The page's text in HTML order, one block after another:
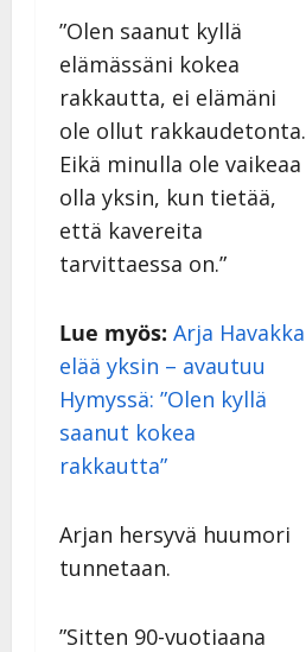
”Olen saanut kyllä
elämässäni kokea
rakkautta, ei elämäni
ole ollut rakkaudetonta.
Eikä minulla ole vaikeaa
olla yksin, kun tietää,
että kavereita
tarvittaessa on.”
Lue myös: Arja Havakka
elää yksin – avautuu
Hymyssä: ”Olen kyllä
saanut kokea
rakkautta”
Arjan hersyvä huumori
tunnetaan.
”Sitten 90-vuotiaana